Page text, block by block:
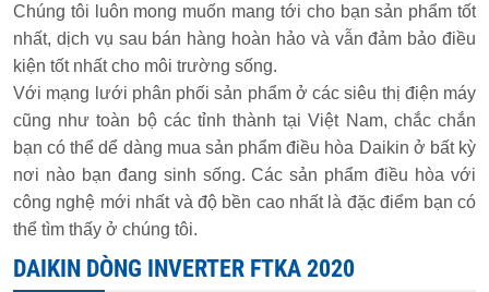
Chúng tôi luôn mong muốn mang tới cho bạn sản phẩm tốt
nhất, dịch vụ sau bán hàng hoàn hảo và vẫn đảm bảo điều
kiện tốt nhất cho môi trường sống.
Với mạng lưới phân phối sản phẩm ở các siêu thị điện máy
cũng như toàn bộ các tỉnh thành tại Việt Nam, chắc chắn
bạn có thể dể dàng mua sản phẩm điều hòa Daikin ở bất kỳ
nơi nào bạn đang sinh sống. Các sản phẩm điều hòa với
công nghệ mới nhất và độ bền cao nhất là đặc điểm bạn có
thể tìm thấy ở chúng tôi.
DAIKIN DÒNG INVERTER FTKA 2020